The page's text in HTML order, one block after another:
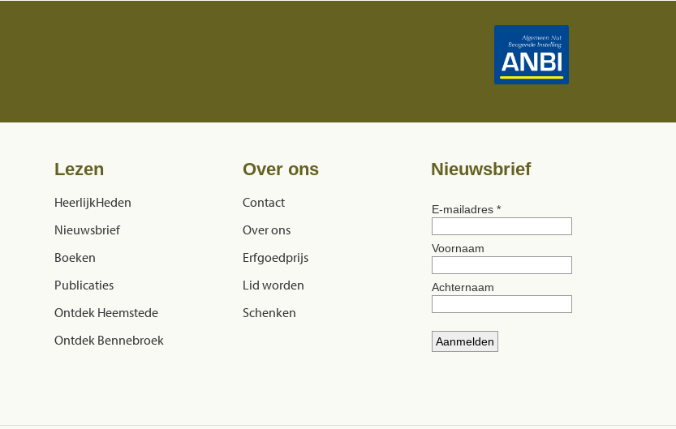
Lezen
HeerlijkHeden
Nieuwsbrief
Boeken
Publicaties
Ontdek Heemstede
Ontdek Bennebroek
Over ons
Contact
Over ons
Erfgoedprijs
Lid worden
Schenken
Nieuwsbrief